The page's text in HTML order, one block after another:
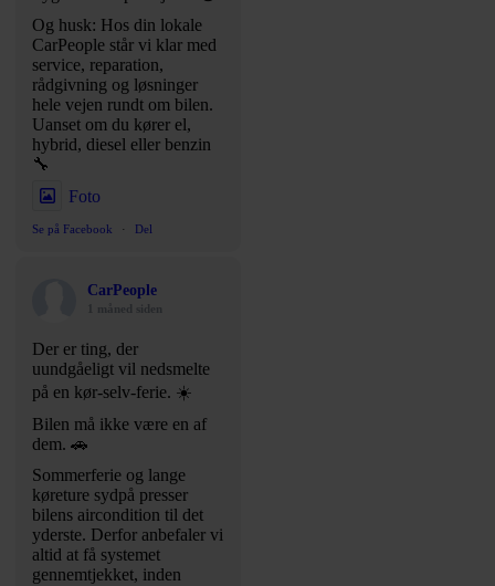
Og husk: Hos din lokale
CarPeople står vi klar med
service, reparation,
rådgivning og løsninger
hele vejen rundt om bilen.
Uanset om du kører el,
hybrid, diesel eller benzin
🔧
Foto
Se på Facebook · Del
CarPeople
1 måned siden
Der er ting, der
uundgåeligt vil nedsmelte
på en kør-selv-ferie. ☀️
Bilen må ikke være en af
dem. 🚗
Sommerferie og lange
køreture sydpå presser
bilens aircondition til det
yderste. Derfor anbefaler vi
altid at få systemet
gennemtjekket, inden